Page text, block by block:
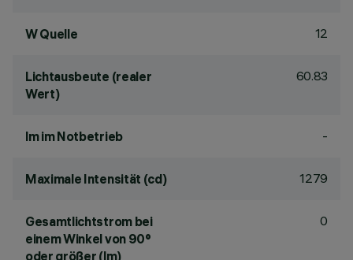
W Quelle 12
Lichtausbeute (realer
Wert)
60.83
lm im Notbetrieb -
Maximale Intensität (cd) 1279
Gesamtlichtstrom bei
einem Winkel von 90°
oder größer (lm)
0